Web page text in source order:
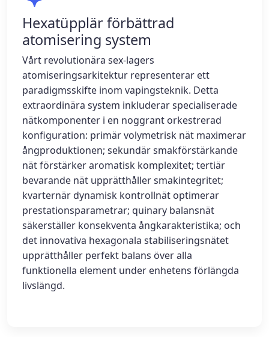
Hexatüpplär förbättrad
atomisering system
Vårt revolutionära sex-lagers
atomiseringsarkitektur representerar ett
paradigmsskifte inom vapingsteknik. Detta
extraordinära system inkluderar specialiserade
nätkomponenter i en noggrant orkestrerad
konfiguration: primär volymetrisk nät maximerar
ångproduktionen; sekundär smakförstärkande
nät förstärker aromatisk komplexitet; tertiär
bevarande nät upprätthåller smakintegritet;
kvarternär dynamisk kontrollnät optimerar
prestationsparametrar; quinary balansnät
säkerställer konsekventa ångkarakteristika; och
det innovativa hexagonala stabiliseringsnätet
upprätthåller perfekt balans över alla
funktionella element under enhetens förlängda
livslängd.